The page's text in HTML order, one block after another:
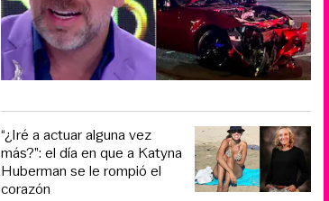
“¿Iré a actuar alguna vez
más?”: el día en que a Katyna
Huberman se le rompió el
corazón